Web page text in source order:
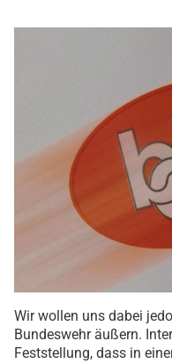
Wir wollen uns dabei
Bundeswehr äußern.
Feststellung, dass in